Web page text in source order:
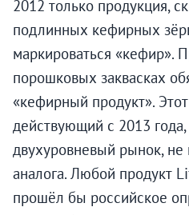
2012 только продукция,
подлинных кефирных
маркироваться «кефир».
порошковых заквасках
«кефирный продукт».
действующий с 2013 года,
двухуровневый рынок,
аналога. Любой продукт
прошёл бы российское